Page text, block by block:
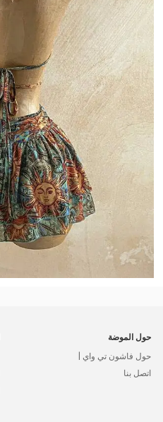
حول الموضة
حول فاشون تي واي |
اتصل بنا